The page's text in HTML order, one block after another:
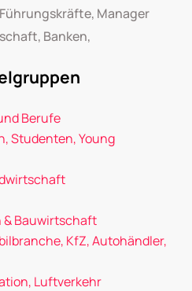
Manager
Banken,
Berufe
Studenten, Young
& Bauwirtschaft
KfZ, Autohändler,
Luftverkehr